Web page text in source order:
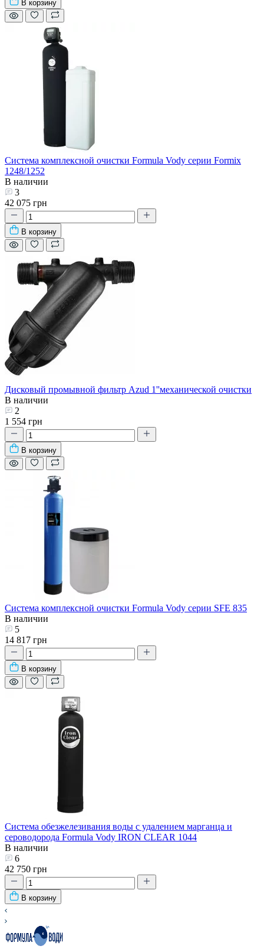
В корзину
Система комплексной очистки Formula Vody серии Formix
1248/1252
В наличии
3
42 075 грн
В корзину
Дисковый промывной фильтр Azud 1''механической очистки
В наличии
2
1 554 грн
В корзину
Система комплексной очистки Formula Vody серии SFE 835
В наличии
5
14 817 грн
В корзину
Система обезжелезивания воды с удалением марганца и
сероводорода Formula Vody IRON CLEAR 1044
В наличии
6
42 750 грн
В корзину